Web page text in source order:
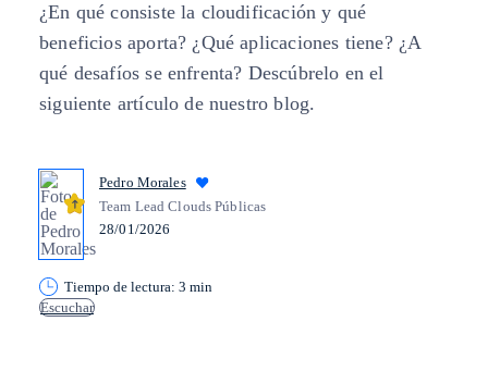
¿En qué consiste la cloudificación y qué
beneficios aporta? ¿Qué aplicaciones tiene? ¿A
qué desafíos se enfrenta? Descúbrelo en el
siguiente artículo de nuestro blog.
Pedro Morales
Team Lead Clouds Públicas
28/01/2026
Tiempo de lectura: 3 min
Escuchar